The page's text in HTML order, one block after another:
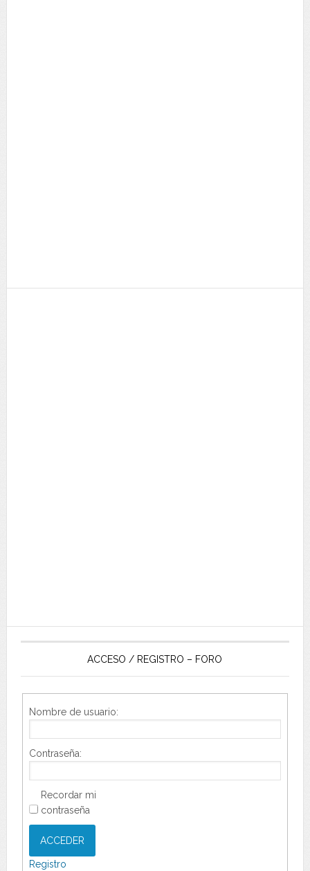
ACCESO / REGISTRO – FORO
Nombre de usuario:
Contraseña:
Recordar mi
contraseña
ACCEDER
Registro